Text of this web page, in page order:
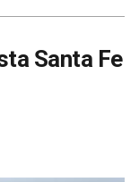
Santa Fe